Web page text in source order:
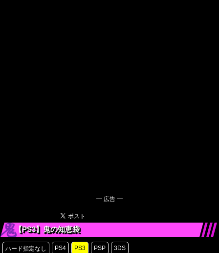
━ 広告 ━
【PS3】鬼の知恵袋
ハード指定なし PS4 PS3 PSP 3DS